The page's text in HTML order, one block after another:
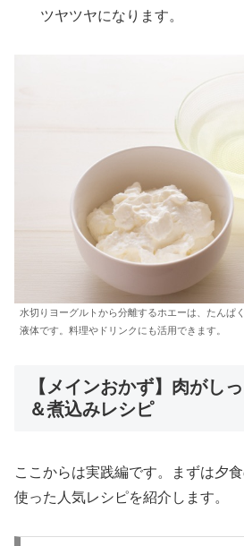
ツヤツヤになります。
水切りヨーグルトから分離するホエーは、たんぱ
液体です。料理やドリンクにも活用できます。
【メインおかず】肉がし
＆煮込みレシピ
ここからは実践編です。まずは夕
使った人気レシピを紹介します。